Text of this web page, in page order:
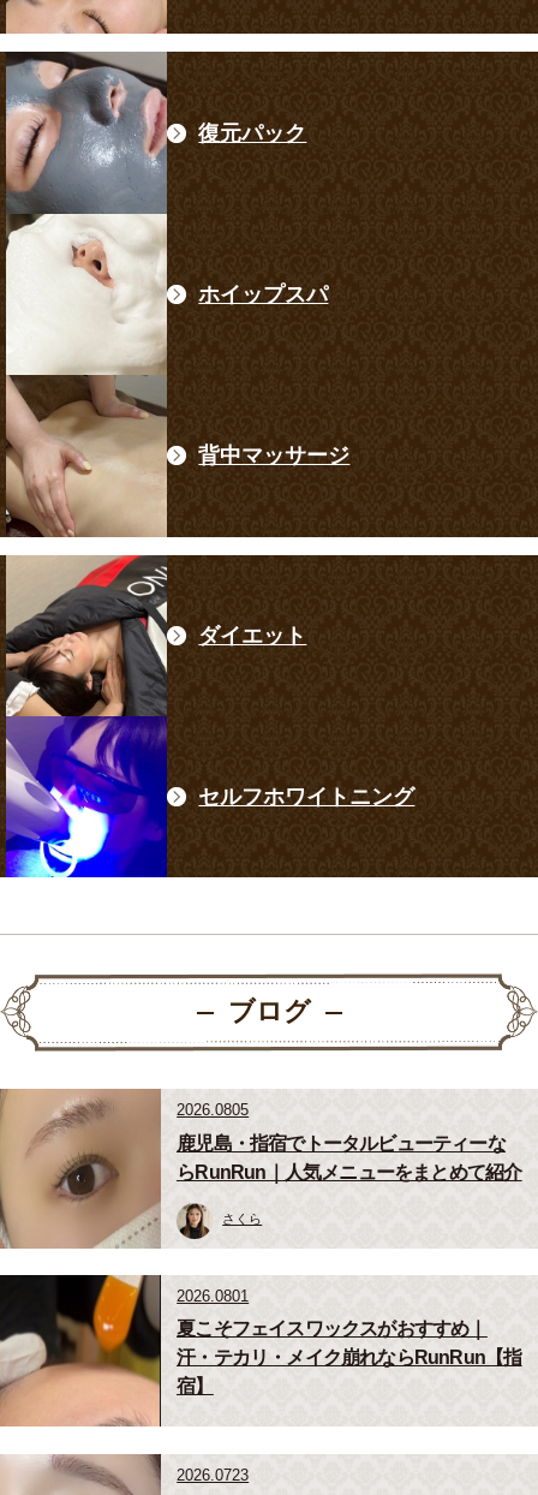
復元パック
ホイップスパ
背中マッサージ
ダイエット
セルフホワイトニング
ブログ
2026.0805
鹿児島・指宿でトータルビューティーな
らRunRun｜人気メニューをまとめて紹介
さくら
2026.0801
夏こそフェイスワックスがおすすめ｜
汗・テカリ・メイク崩れならRunRun【指
宿】
2026.0723